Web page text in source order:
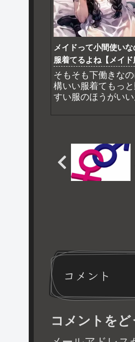
メイドって小間使い
服着てるよね【メイド
そもそも下働きな
構いい服着てもっ
すい服のほうがい
しい格好で歩かせら
からそれなりに良
ってくるようですね
コメント
コメントをど